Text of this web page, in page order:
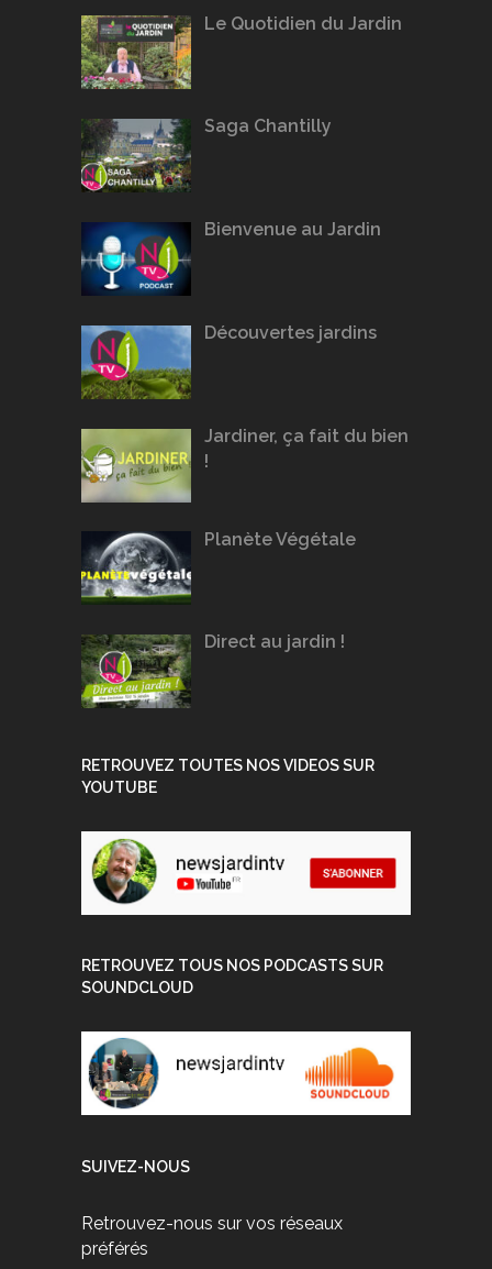
Le Quotidien du Jardin
Saga Chantilly
Bienvenue au Jardin
Découvertes jardins
Jardiner, ça fait du bien
!
Planète Végétale
Direct au jardin !
RETROUVEZ TOUTES NOS VIDEOS SUR
YOUTUBE
RETROUVEZ TOUS NOS PODCASTS SUR
SOUNDCLOUD
SUIVEZ-NOUS
Retrouvez-nous sur vos réseaux
préférés